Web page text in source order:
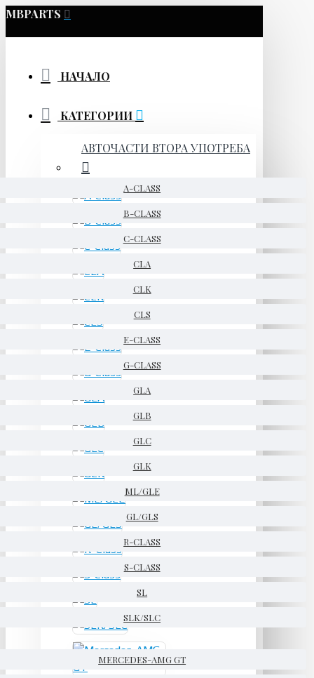
MBPARTS
НАЧАЛО
КАТЕГОРИИ
АВТОЧАСТИ ВТОРА УПОТРЕБА
A-CLASS
B-CLASS
C-CLASS
CLA
CLK
CLS
E-CLASS
G-CLASS
GLA
GLB
GLC
GLK
ML/GLE
GL/GLS
R-CLASS
S-CLASS
SL
SLK/SLC
MERCEDES-AMG GT